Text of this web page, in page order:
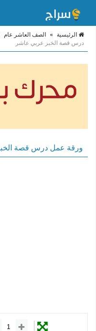
الرئيسية » الصف العاشر عام
درس قصة الخبز عربي عاشر
ورقة عمل درس قصة